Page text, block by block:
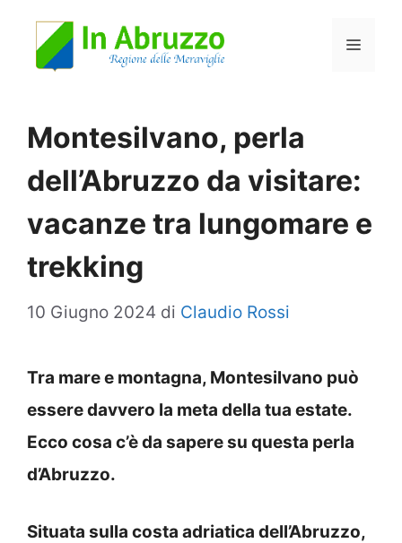
Menu
Montesilvano, perla
dell’Abruzzo da visitare:
vacanze tra lungomare e
trekking
10 Giugno 2024 di Claudio Rossi
Tra mare e montagna, Montesilvano può
essere davvero la meta della tua estate.
Ecco cosa c’è da sapere su questa perla
d’Abruzzo.
Situata sulla costa adriatica dell’Abruzzo,